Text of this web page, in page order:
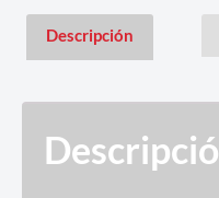
Descripción